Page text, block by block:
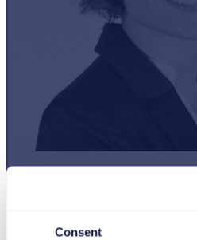
Consent